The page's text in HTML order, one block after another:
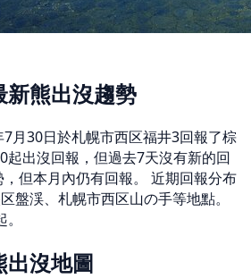
熊出沒趨勢
月30日於札幌市西区福井3回報了棕
起出沒回報，但過去7天沒有新的回
但本月內仍有回報。 近期回報分布
盤渓、札幌市西区山の手等地點。
出沒地圖